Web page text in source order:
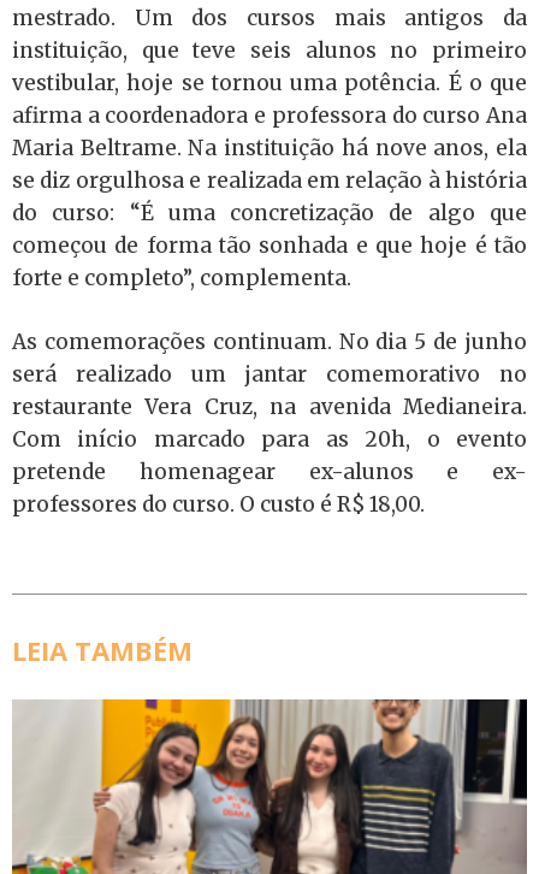
mestrado. Um dos cursos mais antigos da
instituição, que teve seis alunos no primeiro
vestibular, hoje se tornou uma potência. É o que
afirma a coordenadora e professora do curso Ana
Maria Beltrame. Na instituição há nove anos, ela
se diz orgulhosa e realizada em relação à história
do curso: “É uma concretização de algo que
começou de forma tão sonhada e que hoje é tão
forte e completo”, complementa.
As comemorações continuam. No dia 5 de junho
será realizado um jantar comemorativo no
restaurante Vera Cruz, na avenida Medianeira.
Com início marcado para as 20h, o evento
pretende homenagear ex-alunos e ex-
professores do curso. O custo é R$ 18,00.
LEIA TAMBÉM